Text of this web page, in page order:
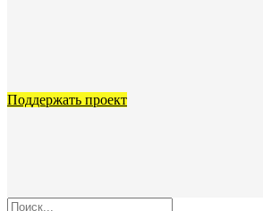
Поддержать проект